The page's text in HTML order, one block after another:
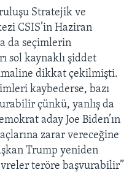
Stratejik ve
CSIS’in Haziran
da seçimlerin
sol kaynaklı şiddet
dikkat çekilmişti.
kaybederse, bazı
çünkü, yanlış da
aday Joe Biden’ın
zarar vereceğine
Trump yeniden
teröre başvurabilir”